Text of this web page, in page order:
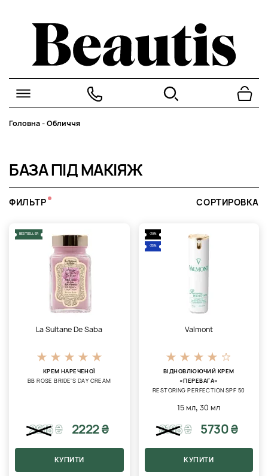
Головна-Обличчя
БАЗА ПІД МАКІЯЖ
ФИЛЬТР СОРТИРОВКА
BESTSELLER
La Sultane De Saba
КРЕМ НАРЕЧЕНОЇ
BB ROSE BRIDE'S DAY CREAM
2615₴ 2222 ₴
КУПИТИ
-30%
-35%
Valmont
ВІДНОВЛЮЮЧИЙ КРЕМ
«ПЕРЕВАГА»
RESTORING PERFECTION SPF 50
15 мл,30 мл
8185₴ 5730 ₴
КУПИТИ